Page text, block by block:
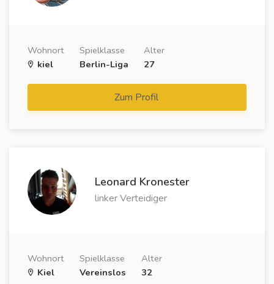
Wohnort
kiel
Spielklasse
Berlin-Liga
Alter
27
Zum Profil
Leonard Kronester
linker Verteidiger
Wohnort
Kiel
Spielklasse
Vereinslos
Alter
32